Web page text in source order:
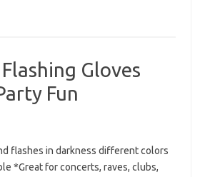
Gloves
Fun
flashes in darkness different colors
*Great for concerts, raves, clubs,